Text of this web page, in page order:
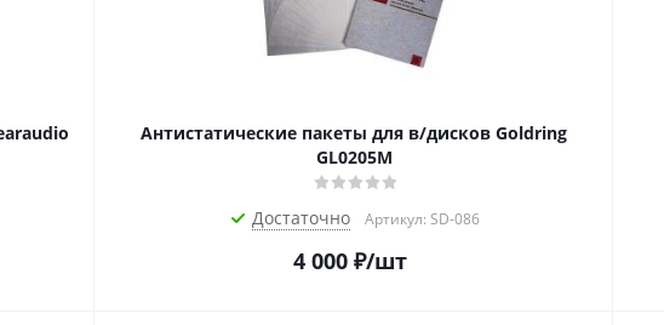
Антистатические пакеты для в/дисков Goldring
GL0205M
Достаточно Артикул: SD-086
4 000₽/шт